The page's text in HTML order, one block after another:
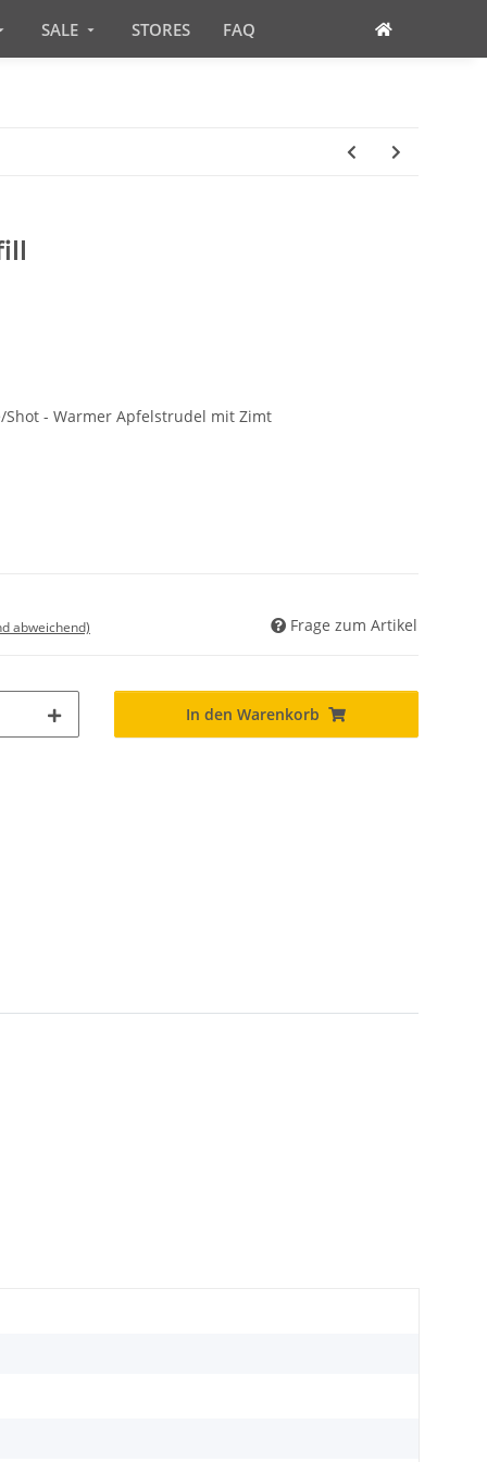
SALE STORES FAQ
- Warmer Apfelstrudel mit Zimt
abweichend) Frage zum Artikel
In den Warenkorb